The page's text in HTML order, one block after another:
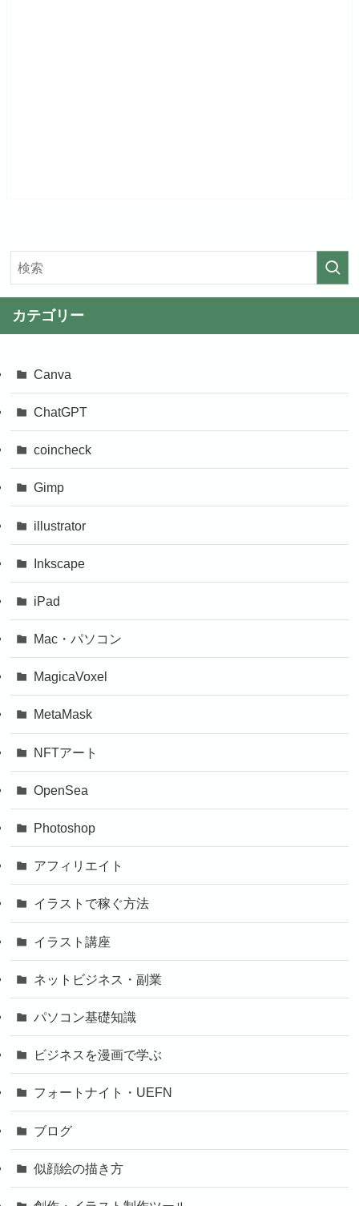
カテゴリー
Canva
ChatGPT
coincheck
Gimp
illustrator
Inkscape
iPad
Mac・パソコン
MagicaVoxel
MetaMask
NFTアート
OpenSea
Photoshop
アフィリエイト
イラストで稼ぐ方法
イラスト講座
ネットビジネス・副業
パソコン基礎知識
ビジネスを漫画で学ぶ
フォートナイト・UEFN
ブログ
似顔絵の描き方